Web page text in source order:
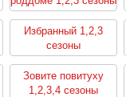
Избранный 1,2,3
сезоны
Зовите повитуху
1,2,3,4 сезоны